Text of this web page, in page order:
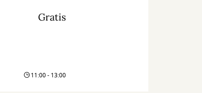
Gratis
11:00 - 13:00